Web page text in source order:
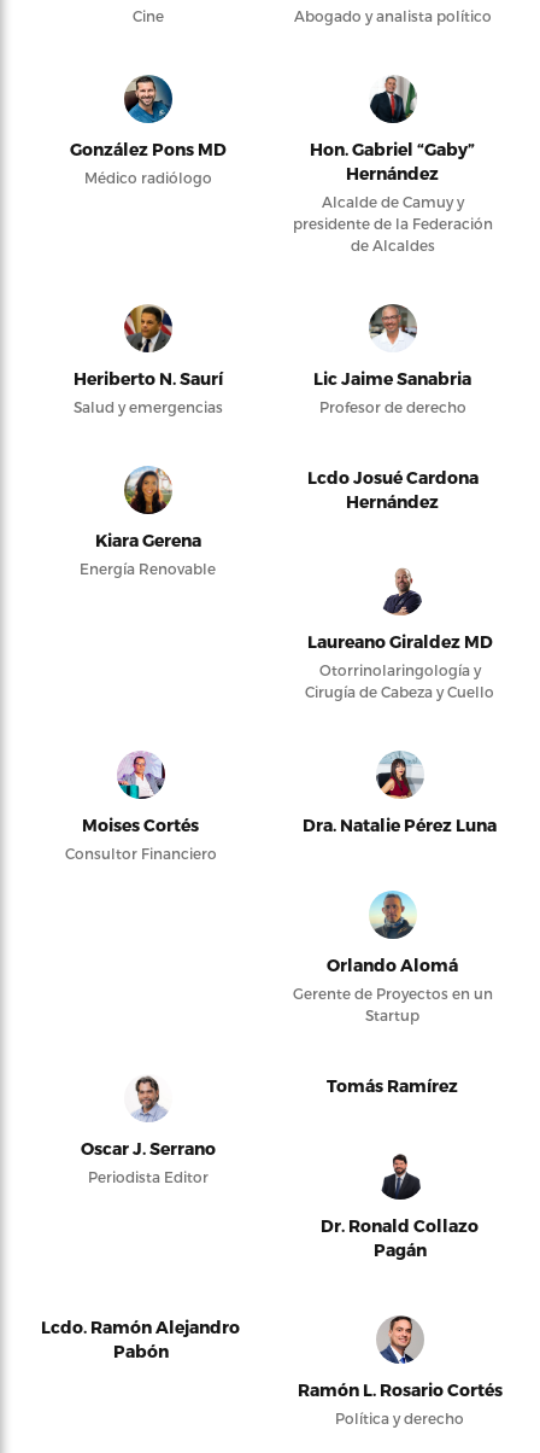
Cine Abogado y analista político
González Pons MD
Médico radiólogo
Hon. Gabriel “Gaby”
Hernández
Alcalde de Camuy y
presidente de la Federación
de Alcaldes
Heriberto N. Saurí
Salud y emergencias
Lic Jaime Sanabria
Profesor de derecho
Kiara Gerena
Energía Renovable
Lcdo Josué Cardona
Hernández
Laureano Giraldez MD
Otorrinolaringología y
Cirugía de Cabeza y Cuello
Moises Cortés
Consultor Financiero
Dra. Natalie Pérez Luna
Orlando Alomá
Gerente de Proyectos en un
Startup
Oscar J. Serrano
Periodista Editor
Tomás Ramírez
Dr. Ronald Collazo
Pagán
Lcdo. Ramón Alejandro
Pabón
Ramón L. Rosario Cortés
Política y derecho